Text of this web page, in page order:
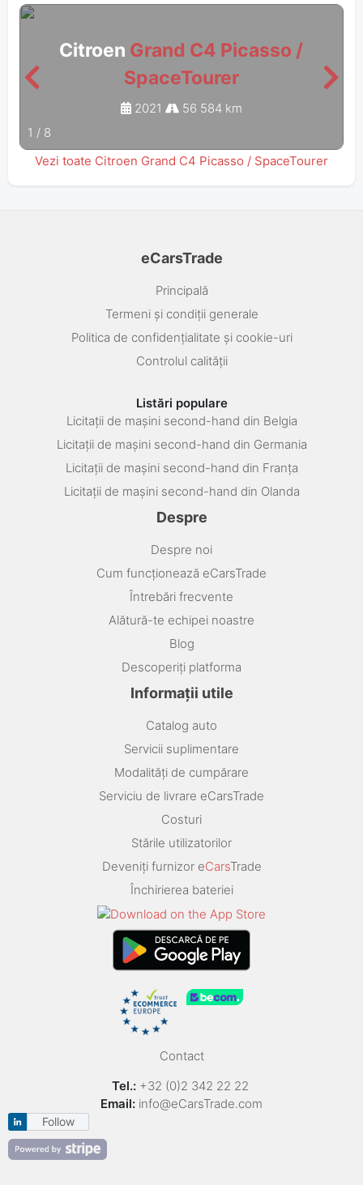
Citroen Grand C4 Picasso /
SpaceTourer
2021
56 584 km
1 / 8
Vezi toate Citroen Grand C4 Picasso / SpaceTourer
eCarsTrade
Principală
Termeni și condiții generale
Politica de confidențialitate și cookie-uri
Controlul calității
Listări populare
Licitații de mașini second-hand din Belgia
Licitații de mașini second-hand din Germania
Licitații de mașini second-hand din Franța
Licitații de mașini second-hand din Olanda
Despre
Despre noi
Cum funcționează eCarsTrade
Întrebări frecvente
Alătură-te echipei noastre
Blog
Descoperiți platforma
Informații utile
Catalog auto
Servicii suplimentare
Modalități de cumpărare
Serviciu de livrare eCarsTrade
Costuri
Stările utilizatorilor
Deveniți furnizor eCarsTrade
Închirierea bateriei
Contact
Tel.: +32 (0)2 342 22 22
Email: info@eCarsTrade.com
Follow